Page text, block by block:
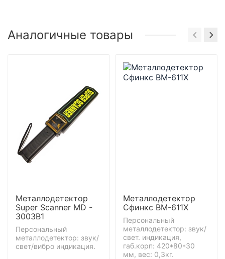
Аналогичные товары
Металлодетектор
Super Scanner MD -
3003B1
Персональный
металлодетектор: звук/
свет/вибро индикация.
Металлодетектор
Сфинкс ВМ-611X
Персональный
металлодетектор: звук/
свет. индикация,
габ.корп: 420*80*30
мм, вес: 0,3кг.